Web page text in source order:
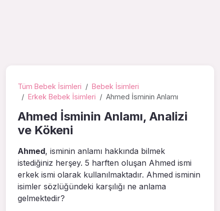
Tüm Bebek İsimleri
Bebek İsimleri
Erkek Bebek İsimleri
Ahmed İsminin Anlamı
Ahmed İsminin Anlamı, Analizi
ve Kökeni
Ahmed, isminin anlamı hakkında bilmek
istediğiniz herşey. 5 harften oluşan Ahmed ismi
erkek ismi olarak kullanılmaktadır. Ahmed isminin
isimler sözlüğündeki karşılığı ne anlama
gelmektedir?